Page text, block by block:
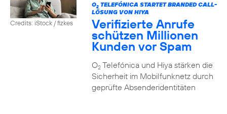
Credits: iStock / fizkes
O2TELEFÓNICA STARTET BRANDED CALL-
LÖSUNG VON HIYA
Verifizierte Anrufe
schützen Millionen
Kunden vor Spam
O2Telefónica und Hiya stärken die
Sicherheit im Mobilfunknetz durch
geprüfte Absenderidentitäten